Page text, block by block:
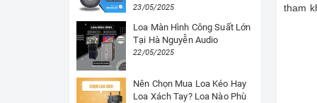
tham
23/05/2025
Loa Màn Hình Công Suất Lớn
Tại Hà Nguyễn Audio
22/05/2025
Nên Chọn Mua Loa Kéo Hay
Loa Xách Tay? Loa Nào Phù